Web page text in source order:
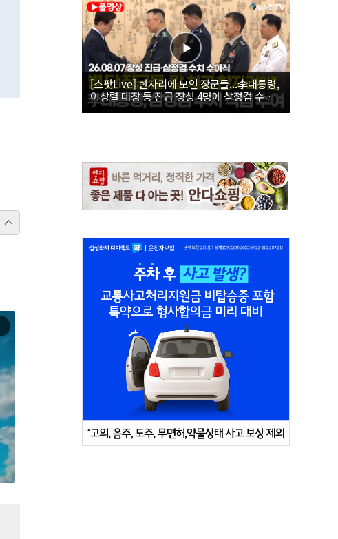
[스팟Live] 한자리에 모인 장군들...李대통령,
이상렬 대장 등 진급 장성 4명에 삼정검 수치
직접 수여｜26.08.07 장성 진급·삼정검 수치